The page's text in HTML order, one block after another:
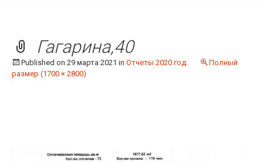
Гагарина,40
Published on 29 марта 2021 in Отчеты 2020 год.
Полный
размер (1700 × 2800)